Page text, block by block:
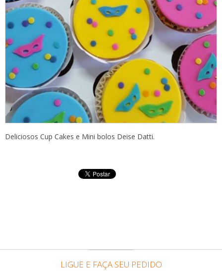
Deliciosos Cup Cakes e Mini bolos Deise Datti.
LIGUE E FAÇA SEU PEDIDO